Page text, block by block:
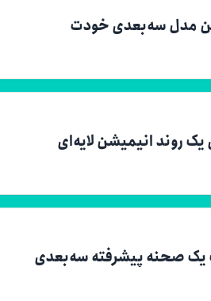
یک روند انیمیشن لایه‌ای
یک صحنه پیشرفته سه‌بعدی